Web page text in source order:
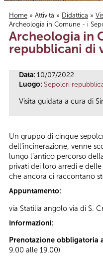
Tu sei qui
Home » Attività » Didattica »
Archeologia in Comune - i
Archeologia in
repubblicani di
Data: 10/07/2022
Luogo: Sepolcri
Visita guidata a cura di
Un gruppo di cinque
dell’incinerazione, venne
lungo l’antico percorso
privati dei loro arredi e
che ancora ci raccontano
Appuntamento:
via Statilia angolo via di S.
Informazioni:
Prenotazione obbligatoria
9.00 alle 19.00)